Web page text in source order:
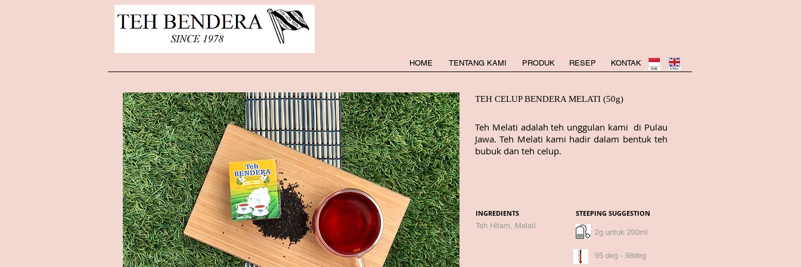
HOME TENTANG KAMI PRODUK RESEP KONTAK
TEH CELUP BENDERA MELATI (50g)
Teh Melati adalah teh unggulan kami di Pulau
Jawa. Teh Melati kami hadir dalam bentuk teh
bubuk dan teh celup.
STEEPING SUGGESTION
INGREDIENTS
Teh Hitam, Melati
2g untuk 200ml
95 deg - 98deg